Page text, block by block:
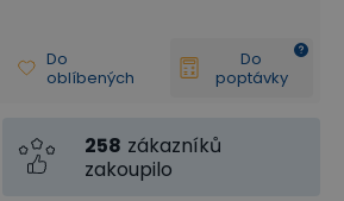
Do
oblíbených
Do
poptávky
258 zákazníků
zakoupilo